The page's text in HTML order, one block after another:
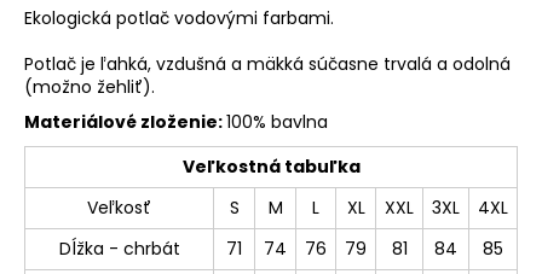
Ekologická potlač vodovými farbami.
Potlač je ľahká, vzdušná a mäkká súčasne trvalá a odolná
(možno žehliť).
Materiálové zloženie:100% bavlna
Veľkostná tabuľka
Veľkosť
S M L XL XXL 3XL
4XL
Dĺžka - chrbát
71 74 76 79 81 84
85